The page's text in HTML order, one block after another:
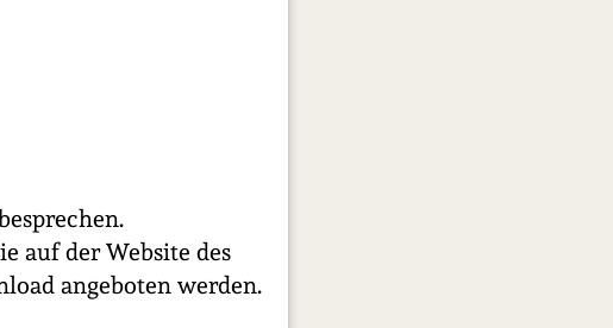
auf der Website des
angeboten werden.